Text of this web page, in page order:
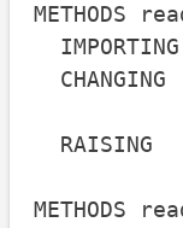
METHODS
!count
RAISING
METHODS